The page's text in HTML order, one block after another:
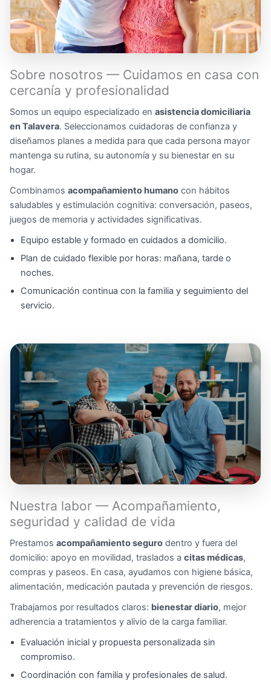
Sobre nosotros — Cuidamos en casa con
cercanía y profesionalidad
Somos un equipo especializado en asistencia domiciliaria
en Talavera. Seleccionamos cuidadoras de confianza y
diseñamos planes a medida para que cada persona mayor
mantenga su rutina, su autonomía y su bienestar en su
hogar.
Combinamos acompañamiento humano con hábitos
saludables y estimulación cognitiva: conversación, paseos,
juegos de memoria y actividades significativas.
Equipo estable y formado en cuidados a domicilio.
Plan de cuidado flexible por horas: mañana, tarde o
noches.
Comunicación continua con la familia y seguimiento del
servicio.
Nuestra labor — Acompañamiento,
seguridad y calidad de vida
Prestamos acompañamiento seguro dentro y fuera del
domicilio: apoyo en movilidad, traslados a citas médicas,
compras y paseos. En casa, ayudamos con higiene básica,
alimentación, medicación pautada y prevención de riesgos.
Trabajamos por resultados claros: bienestar diario, mejor
adherencia a tratamientos y alivio de la carga familiar.
Evaluación inicial y propuesta personalizada sin
compromiso.
Coordinación con familia y profesionales de salud.